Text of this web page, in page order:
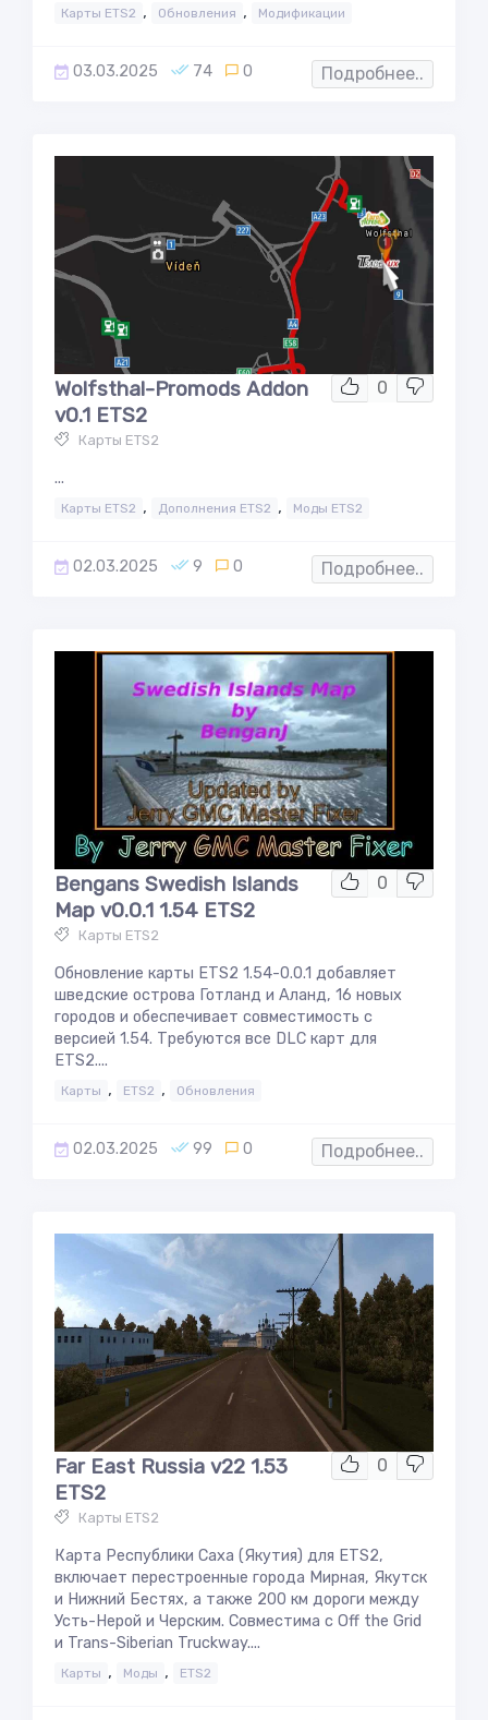
Карты ETS2 , Обновления , Модификации
03.03.2025 74 0 Подробнее..
0
Wolfsthal-Promods Addon
v0.1 ETS2
Карты ETS2
...
Карты ETS2 , Дополнения ETS2 , Моды ETS2
02.03.2025 9 0 Подробнее..
0
Bengans Swedish Islands
Map v0.0.1 1.54 ETS2
Карты ETS2
Обновление карты ETS2 1.54-0.0.1 добавляет
шведские острова Готланд и Аланд, 16 новых
городов и обеспечивает совместимость с
версией 1.54. Требуются все DLC карт для
ETS2....
Карты , ETS2 , Обновления
02.03.2025 99 0 Подробнее..
0
Far East Russia v22 1.53
ETS2
Карты ETS2
Карта Республики Саха (Якутия) для ETS2,
включает перестроенные города Мирная, Якутск
и Нижний Бестях, а также 200 км дороги между
Усть-Нерой и Черским. Совместима с Off the Grid
и Trans-Siberian Truckway....
Карты , Моды , ETS2